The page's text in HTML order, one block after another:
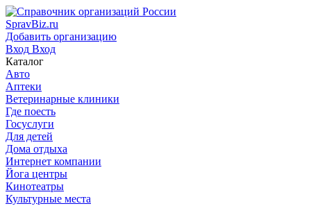
SpravBiz.ru
Добавить организацию
Вход Вход
Каталог
Авто
Аптеки
Ветеринарные клиники
Где поесть
Госуслуги
Для детей
Дома отдыха
Интернет компании
Йога центры
Кинотеатры
Культурные места